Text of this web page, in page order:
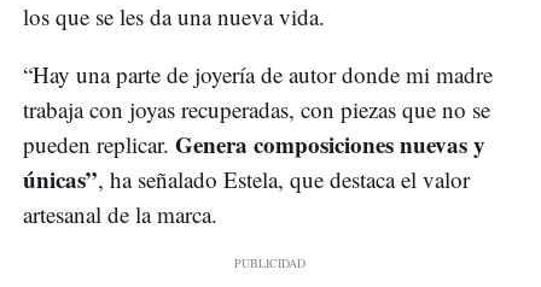
los que se les da una nueva vida.
“Hay una parte de joyería de autor donde mi madre
trabaja con joyas recuperadas, con piezas que no se
pueden replicar. Genera composiciones nuevas y
únicas”, ha señalado Estela, que destaca el valor
artesanal de la marca.